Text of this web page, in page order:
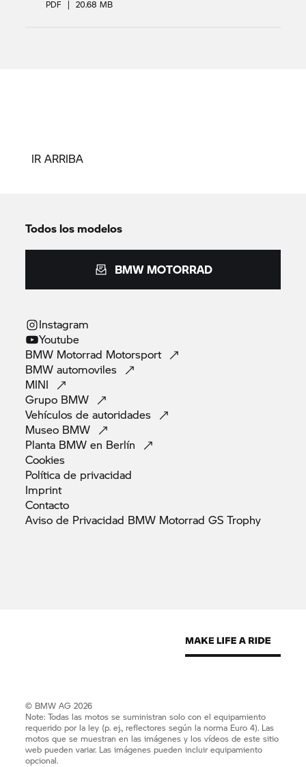
PDF | 20.68 MB
IR ARRIBA
Todos los modelos
BMW MOTORRAD
Instagram
Youtube
BMW Motorrad Motorsport
BMWautomoviles
MINI
Grupo BMW
Vehículos deautoridades
Museo BMW
Planta BMW en Berlín
Cookies
Política de privacidad
Imprint
Contacto
Aviso de Privacidad BMW Motorrad GSTrophy
© BMW AG 2026
Note: Todas las motos se suministran solo con el equipamiento
requerido por la ley (p. ej., reflectores según la norma Euro 4). Las
motos que se muestran en las imágenes y los vídeos de este sitio
web pueden variar. Las imágenes pueden incluir equipamiento
opcional.